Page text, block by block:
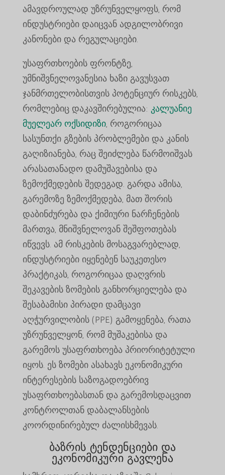
ამავდროულად უზრუნველყოფს, რომ
ინდუსტრიები დაიცვან ადგილობრივი
კანონები და რეგულაციები.
უსაფრთხოების ფრონტზე,
უმნიშვნელოვანესია ხაზი გავუსვათ
ჯანმრთელობისთვის პოტენციურ რისკებს,
რომლებიც დაკავშირებულია: კალუანიე
მუელეარ ოქსიდიზი, როგორიცაა
სასუნთქი გზების პრობლემები და კანის
გაღიზიანება, რაც შეიძლება წარმოიშვას
არასათანადო დამუშავებისა და
ზემოქმედების შედეგად. გარდა ამისა,
გარემოზე ზემოქმედება, მათ შორის
დაბინძურება და ქიმიური ნარჩენების
მართვა, მნიშვნელოვან შეშფოთებას
იწვევს. ამ რისკების მოსაგვარებლად,
ინდუსტრიები იყენებენ საუკეთესო
პრაქტიკას, როგორიცაა დაღვრის
შეკავების ზომების განხორციელება და
შესაბამისი პირადი დამცავი
აღჭურვილობის (PPE) გამოყენება, რათა
უზრუნველყონ, რომ მუშაკებისა და
გარემოს უსაფრთხოება პრიორიტეტული
იყოს. ეს ზომები ასახავს ეკონომიკური
ინტერესების საზოგადოებრივ
უსაფრთხოებასთან და გარემოსდაცვით
კონტროლთან დაბალანსების
კოორდინირებულ ძალისხმევას.
ბაზრის ტენდენციები და
ეკონომიკური გავლენა